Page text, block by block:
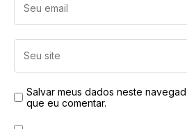
Salvar meus dados neste
que eu comentar.